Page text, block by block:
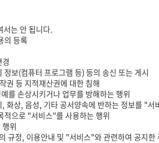
는 안 됩니다.
의 등록
보(컴퓨터 프로그램 등) 등의 송신 또는 게시
권 등 지적재산권에 대한 침해
를 손상시키거나 업무를 방해하는 행위
화상, 음성, 기타 공서양속에 반하는 정보를 "서
적으로 "서비스"를 사용하는 행위
위
정, 이용안내 및 "서비스"와 관련하여 공지